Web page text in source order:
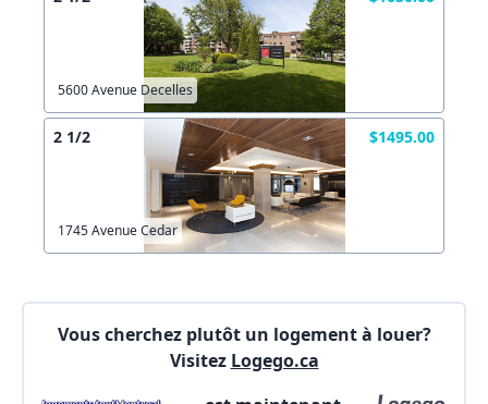
5600 Avenue Decelles
2 1/2 $1495.00
1745 Avenue Cedar
Vous cherchez plutôt un logement à louer?
Visitez Logego.ca
Commentaires:
X Fermer Envoyez
Commentaires:
Lien vers inscription (sera inclus dans courriel)
Copier lien
Créer un compte
X Fermer